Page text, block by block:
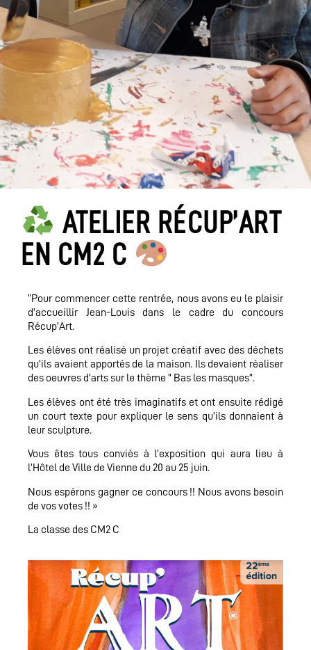
ATELIER RÉCUP’ART
EN CM2 C
“Pour commencer cette rentrée, nous avons eu le plaisir
d’accueillir Jean-Louis dans le cadre du concours
Récup’Art.
Les élèves ont réalisé un projet créatif avec des déchets
qu’ils avaient apportés de la maison. Ils devaient réaliser
des oeuvres d’arts sur le thème ” Bas les masques”.
Les élèves ont été très imaginatifs et ont ensuite rédigé
un court texte pour expliquer le sens qu’ils donnaient à
leur sculpture.
Vous êtes tous conviés à l’exposition qui aura lieu à
l’Hôtel de Ville de Vienne du 20 au 25 juin.
Nous espérons gagner ce concours !! Nous avons besoin
de vos votes !! »
La classe des CM2 C